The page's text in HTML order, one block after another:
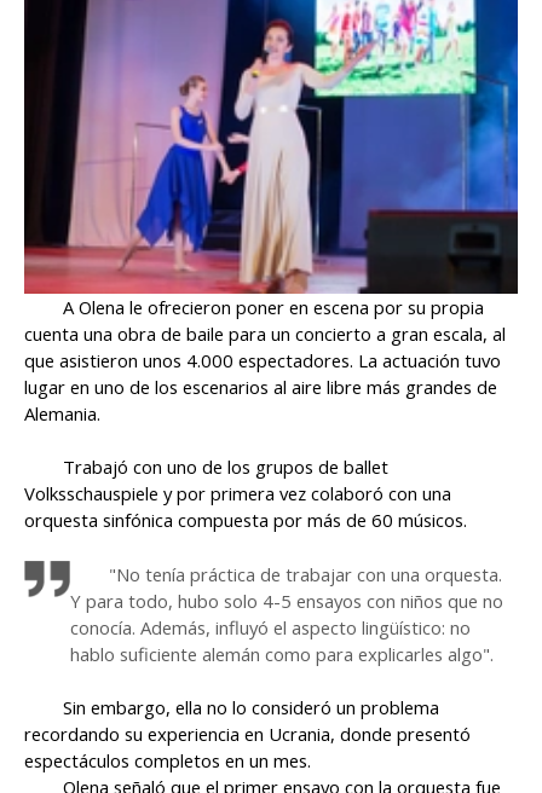
A Olena le ofrecieron poner en escena por su propia
cuenta una obra de baile para un concierto a gran escala, al
que asistieron unos 4.000 espectadores. La actuación tuvo
lugar en uno de los escenarios al aire libre más grandes de
Alemania.
Trabajó con uno de los grupos de ballet
Volksschauspiele y por primera vez colaboró ​​con una
orquesta sinfónica compuesta por más de 60 músicos.
"No tenía práctica de trabajar con una orquesta.
Y para todo, hubo solo 4-5 ensayos con niños que no
conocía. Además, influyó el aspecto lingüístico: no
hablo suficiente alemán como para explicarles algo".
Sin embargo, ella no lo consideró un problema
recordando su experiencia en Ucrania, donde presentó
espectáculos completos en un mes.
Olena señaló que el primer ensayo con la orquesta fue